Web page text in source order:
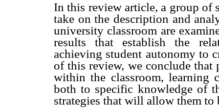
In this review article, a group of
take on the description and
university classroom are
results that establish the
achieving student autonomy to
of this review, we conclude that
within the classroom, learning
both to specific knowledge of
strategies that will allow them